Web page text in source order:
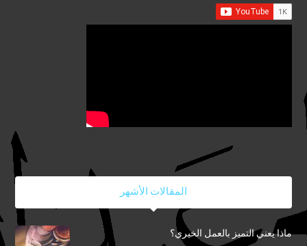
المقالات الأشهر
ماذا يعني التميز بالعمل الخيري؟